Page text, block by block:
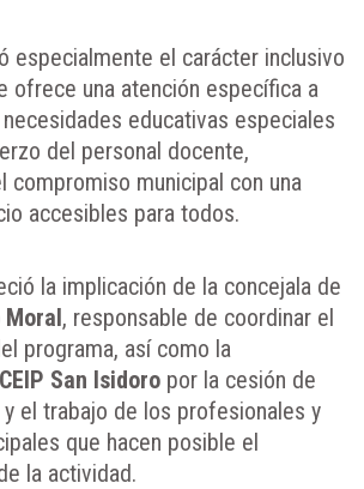
especialmente el carácter inclusivo
ofrece una atención específica a
educativas especiales
del personal docente,
compromiso municipal con una
accesibles para todos.
la implicación de la concejala de
Moral, responsable de coordinar el
programa, así como la
CEIP San Isidoro por la cesión de
el trabajo de los profesionales y
que hacen posible el
la actividad.